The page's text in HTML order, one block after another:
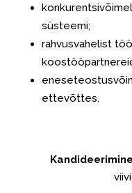
süsteemi;
rahvusvahelist
ettevõttes.